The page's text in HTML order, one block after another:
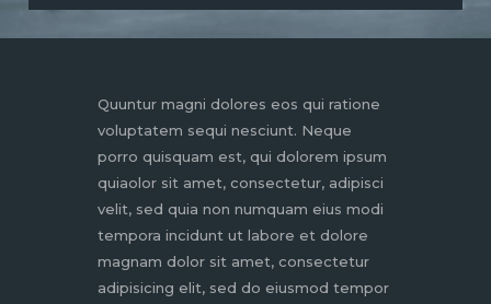
Quuntur magni dolores eos qui ratione
voluptatem sequi nesciunt. Neque
porro quisquam est, qui dolorem ipsum
quiaolor sit amet, consectetur, adipisci
velit, sed quia non numquam eius modi
tempora incidunt ut labore et dolore
magnam dolor sit amet, consectetur
adipisicing elit, sed do eiusmod tempor